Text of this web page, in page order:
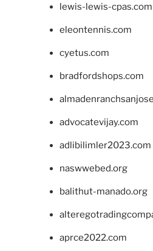
lewis-lewis-cpas.com
eleontennis.com
cyetus.com
bradfordshops.com
advocatevijay.com
adlibilimler2023.com
naswwebed.org
balithut-manado.org
aprce2022.com